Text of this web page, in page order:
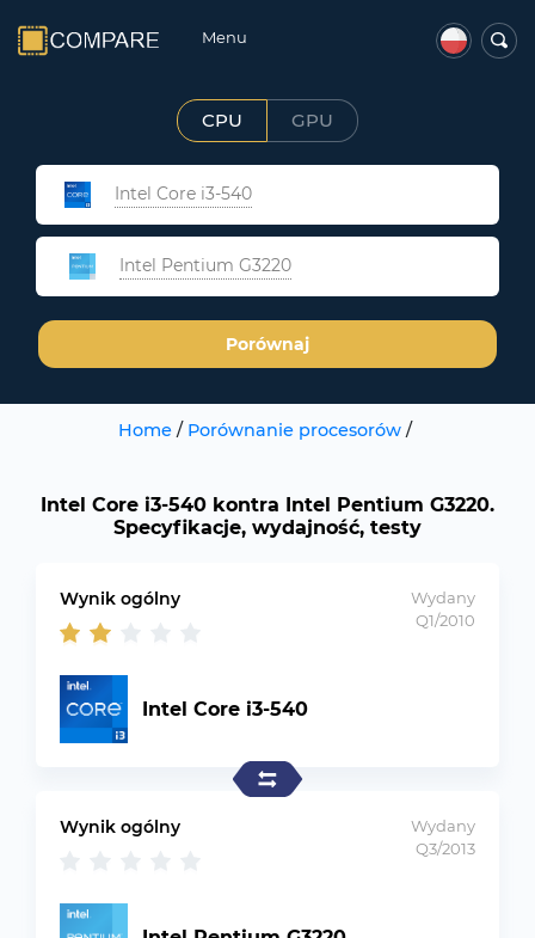
Menu
CPU GPU
Intel Core i3-540
Intel Pentium G3220
Porównaj
Home / Porównanie procesorów /
Intel Core i3-540 kontra Intel Pentium G3220.
Specyfikacje, wydajność, testy
Wynik ogólny
Wydany
Q1/2010
Intel Core i3-540
Wydany
Q3/2013
Wynik ogólny